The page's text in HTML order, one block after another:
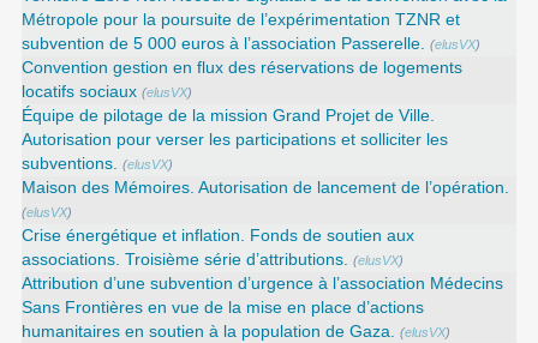
Métropole pour la poursuite de l’expérimentation TZNR et
subvention de 5 000 euros à l’association Passerelle. (elusVX)
Convention gestion en flux des réservations de logements
locatifs sociaux (elusVX)
Équipe de pilotage de la mission Grand Projet de Ville.
Autorisation pour verser les participations et solliciter les
subventions. (elusVX)
Maison des Mémoires. Autorisation de lancement de l’opération.
(elusVX)
Crise énergétique et inflation. Fonds de soutien aux
associations. Troisième série d’attributions. (elusVX)
Attribution d’une subvention d’urgence à l’association Médecins
Sans Frontières en vue de la mise en place d’actions
humanitaires en soutien à la population de Gaza. (elusVX)